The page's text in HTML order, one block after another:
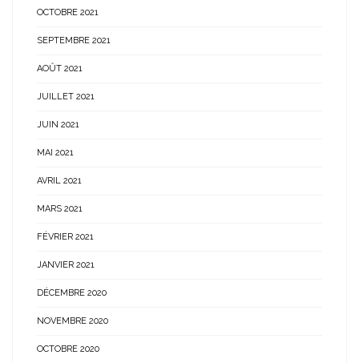
OCTOBRE 2021
SEPTEMBRE 2021
AOÛT 2021
JUILLET 2021
JUIN 2021
MAI 2021
AVRIL 2021
MARS 2021
FÉVRIER 2021
JANVIER 2021
DÉCEMBRE 2020
NOVEMBRE 2020
OCTOBRE 2020